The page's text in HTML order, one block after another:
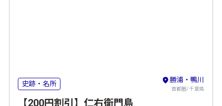
史跡・名所 勝浦・鴨川
首都圏/ 千葉県
【200円割引】仁右衛門島